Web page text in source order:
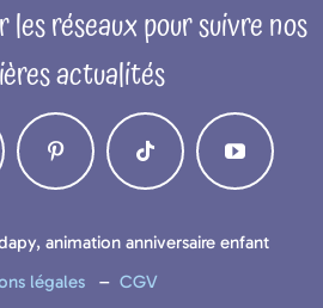
les réseaux pour suivre nos
actualités
animation anniversaire enfant
légales
– CGV